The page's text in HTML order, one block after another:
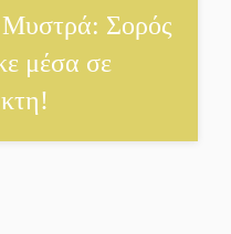
για το
Πρωτοδικείο
ΠΕ Λακωνίας:
το σύνολο
Σορός
μέσα σε